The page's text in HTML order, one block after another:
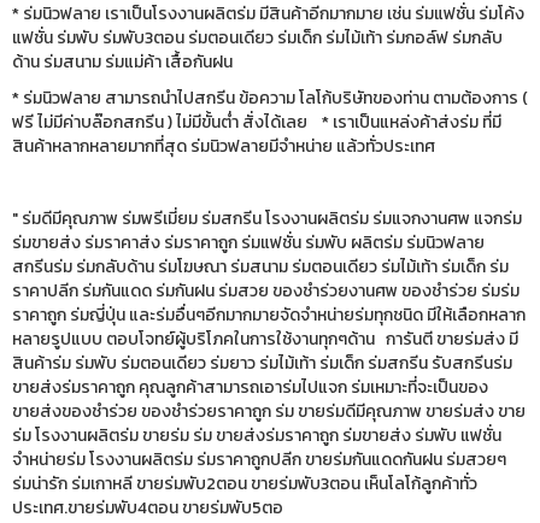
* ร่มนิวฟลาย เราเป็นโรงงานผลิตร่ม มีสินค้าอีกมากมาย เช่น ร่มแฟชั่น ร่มโค้ง
แฟชั่น ร่มพับ ร่มพับ3ตอน ร่มตอนเดียว ร่มเด็ก ร่มไม้เท้า ร่มกอล์ฟ ร่มกลับ
ด้าน ร่มสนาม ร่มแม่ค้า เสื้อกันฝน
* ร่มนิวฟลาย สามารถนำไปสกรีน ข้อความ โลโก้บริษัทของท่าน ตามต้องการ (
ฟรี ไม่มีค่าบล๊อกสกรีน ) ไม่มีขั้นต่ำ สั่งได้เลย * เราเป็นแหล่งค้าส่งร่ม ที่มี
สินค้าหลากหลายมากที่สุด ร่มนิวฟลายมีจำหน่าย แล้วทั่วประเทศ
" ร่มดีมีคุณภาพ ร่มพรีเมี่ยม ร่มสกรีน โรงงานผลิตร่ม ร่มแจกงานศพ แจกร่ม
ร่มขายส่ง ร่มราคาส่ง ร่มราคาถูก ร่มแฟชั่น ร่มพับ ผลิตร่ม ร่มนิวฟลาย
สกรีนร่ม ร่มกลับด้าน ร่มโฆษณา ร่มสนาม ร่มตอนเดียว ร่มไม้เท้า ร่มเด็ก ร่ม
ราคาปลีก ร่มกันแดด ร่มกันฝน ร่มสวย ของชำร่วยงานศพ ของชำร่วย ร่มร่ม
ราคาถูก ร่มญี่ปุ่น และร่มอื่นๆอีกมากมายจัดจำหน่ายร่มทุกชนิด มีให้เลือกหลาก
หลายรูปแบบ ตอบโจทย์ผู้บริโภคในการใช้งานทุกๆด้าน การันตี ขายร่มส่ง มี
สินค้าร่ม ร่มพับ ร่มตอนเดียว ร่มยาว ร่มไม้เท้า ร่มเด็ก ร่มสกรีน รับสกรีนร่ม
ขายส่งร่มราคาถูก คุณลูกค้าสามารถเอาร่มไปแจก ร่มเหมาะที่จะเป็นของ
ขายส่งของชำร่วย ของชำร่วยราคาถูก ร่ม ขายร่มดีมีคุณภาพ ขายร่มส่ง ขาย
ร่ม โรงงานผลิตร่ม ขายร่ม ร่ม ขายส่งร่มราคาถูก ร่มขายส่ง ร่มพับ แฟชั่น
จำหน่ายร่ม โรงงานผลิตร่ม ร่มราคาถูกปลีก ขายร่มกันแดดกันฝน ร่มสวยๆ
ร่มน่ารัก ร่มเกาหลี ขายร่มพับ2ตอน ขายร่มพับ3ตอน เห็นโลโก้ลูกค้าทั่ว
ประเทศ.ขายร่มพับ4ตอน ขายร่มพับ5ตอ